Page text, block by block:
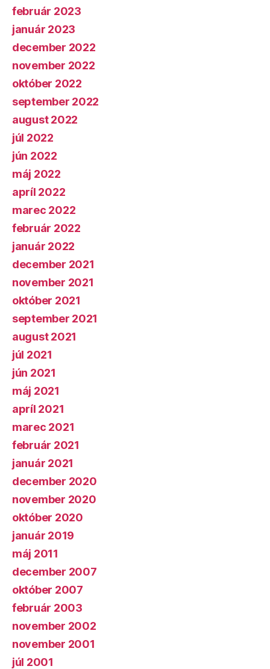
február 2023
január 2023
december 2022
november 2022
október 2022
september 2022
august 2022
júl 2022
jún 2022
máj 2022
apríl 2022
marec 2022
február 2022
január 2022
december 2021
november 2021
október 2021
september 2021
august 2021
júl 2021
jún 2021
máj 2021
apríl 2021
marec 2021
február 2021
január 2021
december 2020
november 2020
október 2020
január 2019
máj 2011
december 2007
október 2007
február 2003
november 2002
november 2001
júl 2001